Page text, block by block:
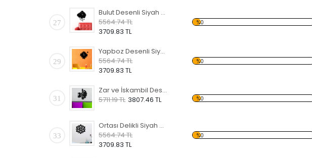
27
Bulut Desenli Siyah Dekoratif Duvar Saati
5564.74 TL
3709.83 TL
%0
29
Yapboz Desenli Siyah Dekoratif Duvar Saati
5564.74 TL
3709.83 TL
%0
31
Zar ve İskambil Desenli Siyah Dekoratif Duvar Saati
5711.19 TL 3807.46 TL %0
33
Ortası Delikli Siyah Dekoratif Duvar Saati
5564.74 TL
3709.83 TL
%0